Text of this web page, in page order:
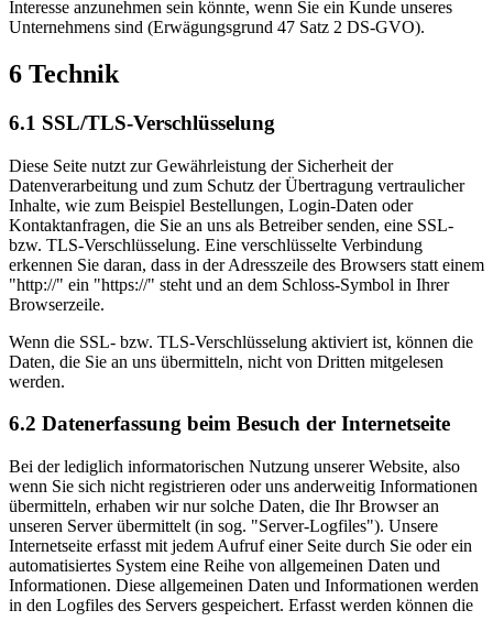
Interesse anzunehmen sein könnte, wenn Sie ein Kunde unseres
Unternehmens sind (Erwägungsgrund 47 Satz 2 DS-GVO).
6 Technik
6.1 SSL/TLS-Verschlüsselung
Diese Seite nutzt zur Gewährleistung der Sicherheit der
Datenverarbeitung und zum Schutz der Übertragung vertraulicher
Inhalte, wie zum Beispiel Bestellungen, Login-Daten oder
Kontaktanfragen, die Sie an uns als Betreiber senden, eine SSL-
bzw. TLS-Verschlüsselung. Eine verschlüsselte Verbindung
erkennen Sie daran, dass in der Adresszeile des Browsers statt einem
"http://" ein "https://" steht und an dem Schloss-Symbol in Ihrer
Browserzeile.
Wenn die SSL- bzw. TLS-Verschlüsselung aktiviert ist, können die
Daten, die Sie an uns übermitteln, nicht von Dritten mitgelesen
werden.
6.2 Datenerfassung beim Besuch der Internetseite
Bei der lediglich informatorischen Nutzung unserer Website, also
wenn Sie sich nicht registrieren oder uns anderweitig Informationen
übermitteln, erhaben wir nur solche Daten, die Ihr Browser an
unseren Server übermittelt (in sog. "Server-Logfiles"). Unsere
Internetseite erfasst mit jedem Aufruf einer Seite durch Sie oder ein
automatisiertes System eine Reihe von allgemeinen Daten und
Informationen. Diese allgemeinen Daten und Informationen werden
in den Logfiles des Servers gespeichert. Erfasst werden können die